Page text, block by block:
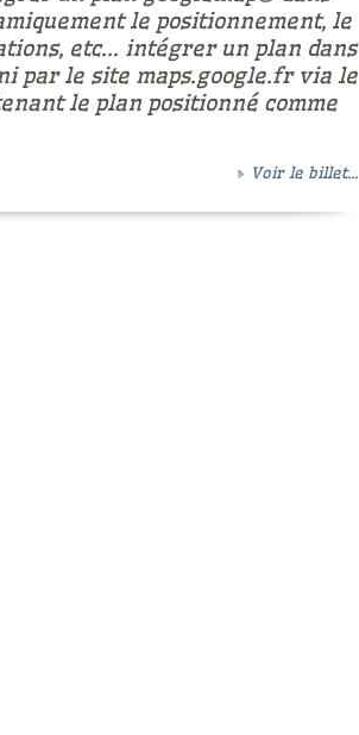
le positionnement, le
etc... intégrer un plan dans
par le site maps.google.fr via le
le plan positionné comme
Voir le billet...